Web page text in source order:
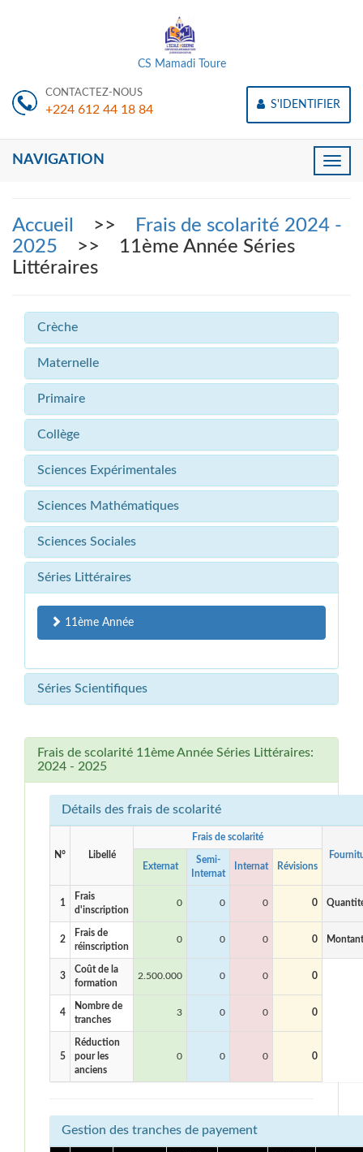
CS Mamadi Toure
CONTACTEZ-NOUS
+224 612 44 18 84 S'IDENTIFIER
Toggle
NAVIGATION
Accueil >>
Frais de scolarité 2024 -
2025
>> 11ème Année Séries
Littéraires
Crèche
Maternelle
Primaire
Collège
Sciences Expérimentales
Sciences Mathématiques
Sciences Sociales
Séries Littéraires
11ème Année
Séries Scientifiques
Frais de scolarité 11ème Année Séries Littéraires:
2024 - 2025
Détails des frais de scolarité
N° Libellé
Frais de scolarité
Externat
Semi-
Internat
Internat Révisions
1
Frais
d'inscription
0 0 0 0
2
Frais de
réinscription
0 0 0 0 Montant
3
Coût de la
formation
2.500.000 0 0 0
4
Nombre de
tranches
3 0 0 0
5
Réduction
pour les
anciens
0 0 0 0
Gestion des tranches de payement